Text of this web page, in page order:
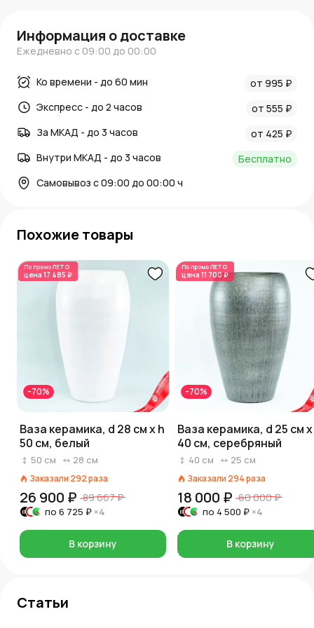
Информация о доставке
Ежедневно с 09:00 до 00:00
Ко времени - до 60 мин
от 995 ₽
Экспресс - до 2 часов
от 555 ₽
За МКАД - до 3 часов
от 425 ₽
Внутри МКАД - до 3 часов
Бесплатно
Самовывоз с 09:00 до 00:00 ч
Похожие товары
По промоЛЕТО
цена 17 485 ₽
-70%
Ваза керамика, d 28 см x h
50 см, белый
50 см 28 см
Заказали 292раза
26 900 ₽ 89 667 ₽
по 6 725 ₽ ×4
В корзину
По промоЛЕТО
цена 11 700 ₽
-70%
Ваза керамика, d 25 см
40 см, серебряный
40 см 25 см
Заказали 294раза
18 000 ₽ 60 000 ₽
по 4 500 ₽ ×4
В корзину
Статьи